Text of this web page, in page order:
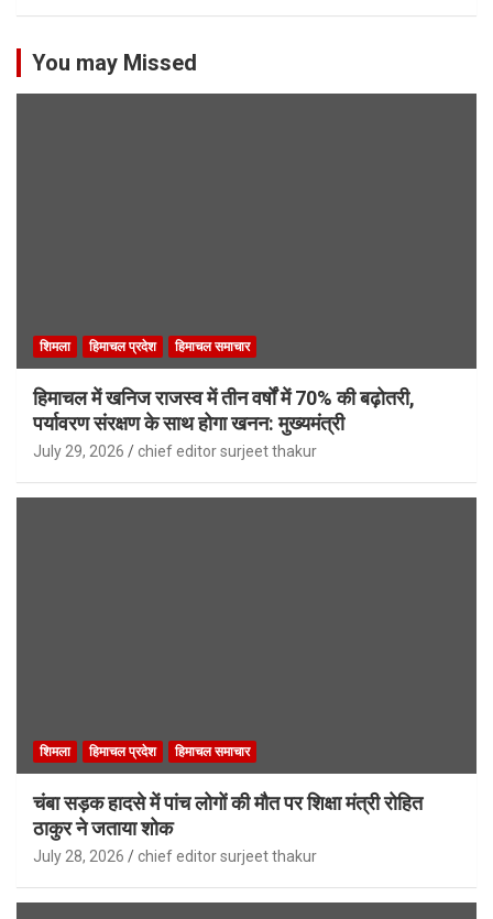
You may Missed
शिमला हिमाचल प्रदेश हिमाचल समाचार
हिमाचल में खनिज राजस्व में तीन वर्षों में 70% की बढ़ोतरी,
पर्यावरण संरक्षण के साथ होगा खनन: मुख्यमंत्री
July 29, 2026 chief editor surjeet thakur
शिमला हिमाचल प्रदेश हिमाचल समाचार
चंबा सड़क हादसे में पांच लोगों की मौत पर शिक्षा मंत्री रोहित
ठाकुर ने जताया शोक
July 28, 2026 chief editor surjeet thakur